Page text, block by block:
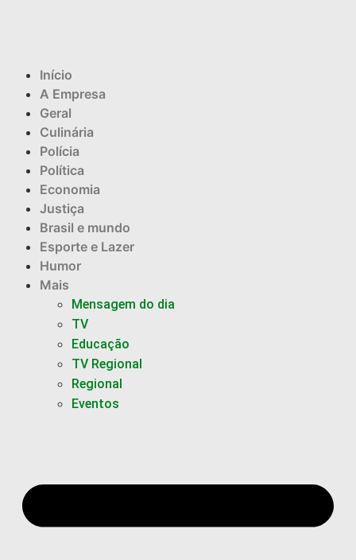
Início
A Empresa
Geral
Culinária
Polícia
Política
Economia
Justiça
Brasil e mundo
Esporte e Lazer
Humor
Mais
Mensagem do dia
TV
Educação
TV Regional
Regional
Eventos